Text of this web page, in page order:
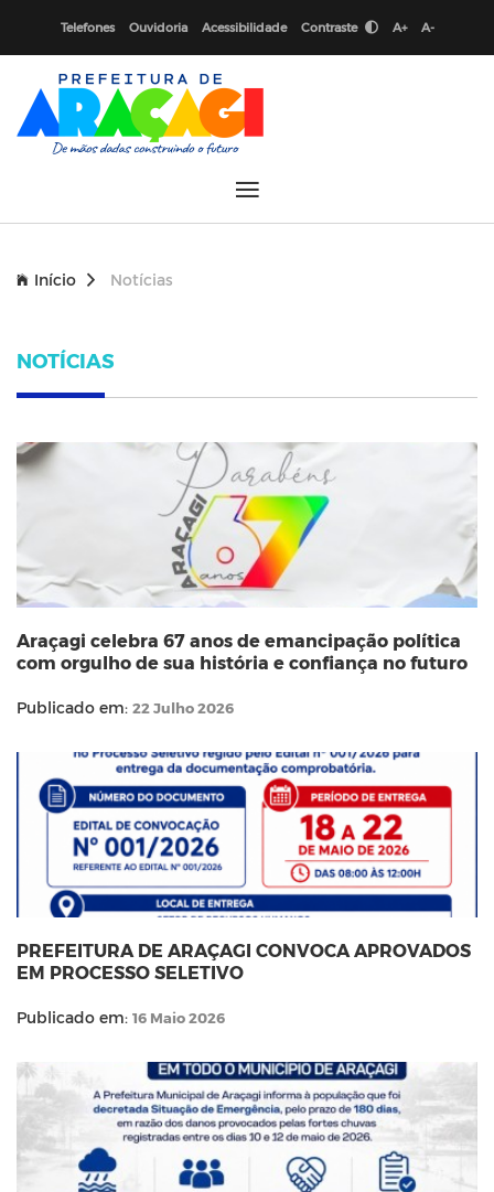
Telefones Ouvidoria Acessibilidade Contraste A+ A-
Início Notícias
NOTÍCIAS
Araçagi celebra 67 anos de emancipação política
com orgulho de sua história e confiança no futuro
Publicado em: 22 Julho 2026
PREFEITURA DE ARAÇAGI CONVOCA APROVADOS
EM PROCESSO SELETIVO
Publicado em: 16 Maio 2026